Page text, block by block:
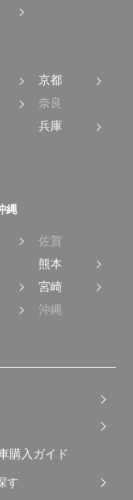
京都
奈良
兵庫
縄
佐賀
熊本
宮崎
沖縄
購入ガイド
す